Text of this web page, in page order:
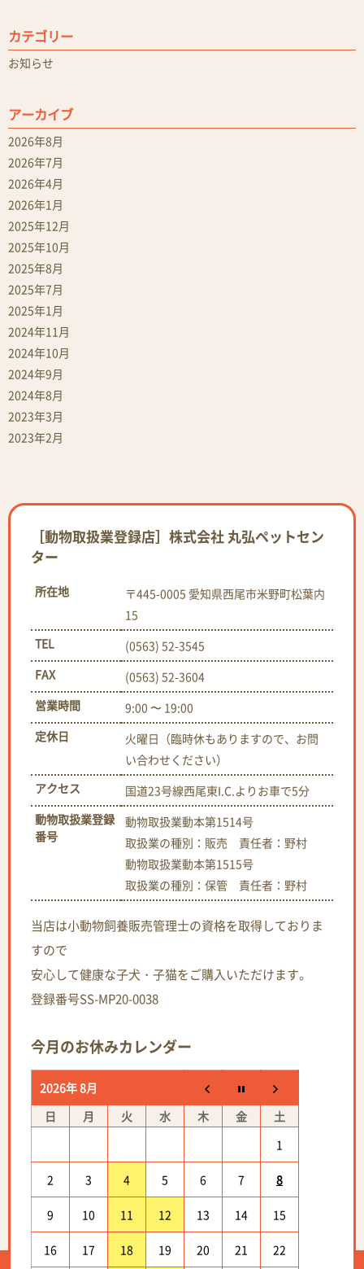
カテゴリー
お知らせ
アーカイブ
2026年8月
2026年7月
2026年4月
2026年1月
2025年12月
2025年10月
2025年8月
2025年7月
2025年1月
2024年11月
2024年10月
2024年9月
2024年8月
2023年3月
2023年2月
［動物取扱業登録店］株式会社 丸弘ペットセン
ター
所在地
〒445-0005 愛知県西尾市米野町松葉内
15
TEL
(0563) 52-3545
FAX
(0563) 52-3604
営業時間
9:00 〜 19:00
定休日
火曜日（臨時休もありますので、お問
い合わせください）
アクセス
国道23号線西尾東I.C.よりお車で5分
動物取扱業登録
番号
動物取扱業動本第1514号
取扱業の種別：販売 責任者：野村
動物取扱業動本第1515号
取扱業の種別：保管 責任者：野村
当店は小動物飼養販売管理士の資格を取得しておりま
すので
安心して健康な子犬・子猫をご購入いただけます。
登録番号SS-MP20-0038
今月のお休みカレンダー
2026年 8月
日
月 火 水 木 金
土
1
2 3 4 5 6 7 8
9 10 11 12 13 14 15
16 17 18 19 20 21 22